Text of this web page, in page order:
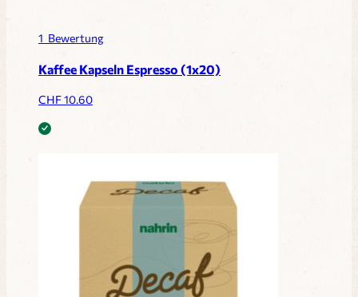
1 Bewertung
Kaffee Kapseln Espresso (1x20)
CHF10.60